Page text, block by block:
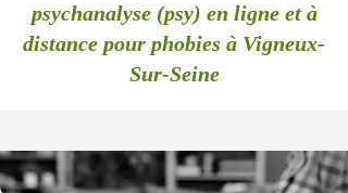
psychanalyse (psy) en ligne et à
distance pour phobies à Vigneux-
Sur-Seine